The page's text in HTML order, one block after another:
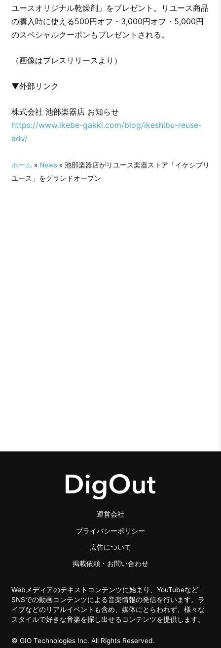
ユースオリジナル乾燥剤」をプレゼント。リユース商品
の購入時に使える500円オフ・3,000円オフ・5,000円
のスペシャルクーポンもプレゼントされる。
（画像はプレスリリースより）
▼外部リンク
株式会社 池部楽器店 お知らせ
https://www.ikebe-gakki.com/blog/ikeshibu-reuse-
adv/
ホーム » News» 池部楽器店がリユース楽器ストア「イケシブリ
ユース」をグランドオープン
運営会社
プライバシーポリシー
広告について
掲載依頼・お問い合わせ
Webメディアのテキストコンテンツに始まり、YouTubeなど
SNSでの動画コンテンツによる音楽情報の発信を行います。ラ
イブなどのリアルイベントも含め、媒体にとらわれず、様々な
スタイルで好きな音楽を探し出せるコンテンツを提供します。
© GIO Technologies Inc. All Rights Reserved.